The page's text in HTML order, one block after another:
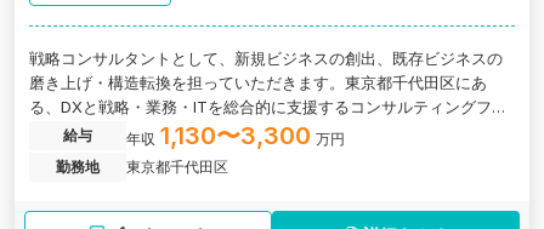
戦略コンサルタントとして、新規ビジネスの創出、既存ビジネスの
磨き上げ・構造転換を担っていただきます。東京都千代田区にあ
る、DXと戦略・業務・ITを総合的に支援するコンサルティングファ
ームの求人です。
給与 年収 1,130〜3,300 万円
勤務地
東京都千代田区